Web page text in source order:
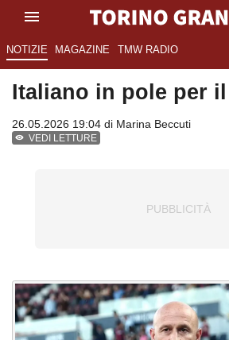
NOTIZIE MAGAZINE TMW RADIO
Italiano in pole per
26.05.2026 19:04 di Marina Beccuti
VEDI LETTURE